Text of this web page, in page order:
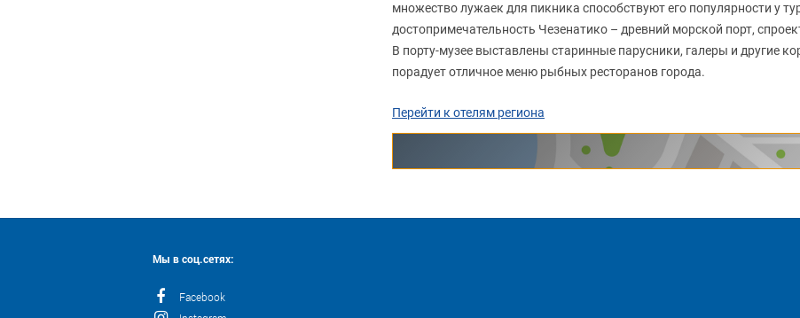
множество лужаек для пикника способствуют его популярности у
достопримечательность Чезенатико – древний морской порт,
В порту-музее выставлены старинные парусники, галеры и другие
порадует отличное меню рыбных ресторанов города.
Перейти к отелям региона
Мы в соц.сетях:
Facebook